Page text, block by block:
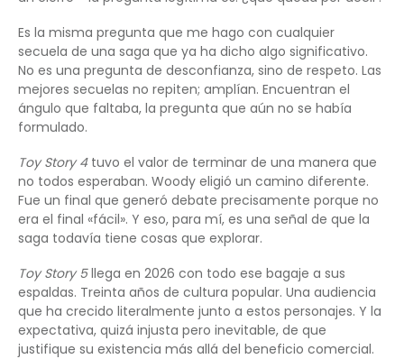
Es la misma pregunta que me hago con cualquier
secuela de una saga que ya ha dicho algo significativo.
No es una pregunta de desconfianza, sino de respeto. Las
mejores secuelas no repiten; amplían. Encuentran el
ángulo que faltaba, la pregunta que aún no se había
formulado.
Toy Story 4tuvo el valor de terminar de una manera que
no todos esperaban. Woody eligió un camino diferente.
Fue un final que generó debate precisamente porque no
era el final «fácil». Y eso, para mí, es una señal de que la
saga todavía tiene cosas que explorar.
Toy Story 5llega en 2026 con todo ese bagaje a sus
espaldas. Treinta años de cultura popular. Una audiencia
que ha crecido literalmente junto a estos personajes. Y la
expectativa, quizá injusta pero inevitable, de que
justifique su existencia más allá del beneficio comercial.